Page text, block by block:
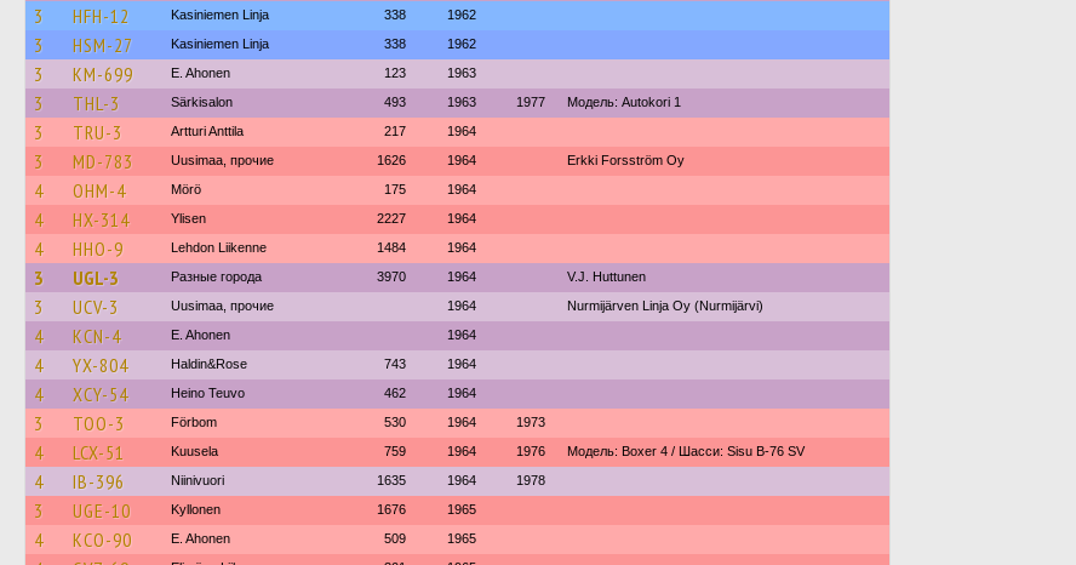
3 HFH-12 Kasiniemen Linja 338 1962
3 HSM-27 Kasiniemen Linja 338 1962
3 KM-699 E. Ahonen 123 1963
3 THL-3 Särkisalon 493 1963 1977 Модель: Autokori 1
3 TRU-3 Artturi Anttila 217 1964
3 MD-783 Uusimaa, прочие 1626 1964 Erkki Forsström Oy
4 OHM-4 Mörö 175 1964
4 HX-314 Ylisen 2227 1964
4 HHO-9 Lehdon Liikenne 1484 1964
3 UGL-3 Разные города 3970 1964 V.J. Huttunen
3 UCV-3 Uusimaa, прочие 1964 Nurmijärven Linja Oy (Nurmijärvi)
4 KCN-4 E. Ahonen 1964
4 YX-804 Haldin&Rose 743 1964
4 XCY-54 Heino Teuvo 462 1964
3 TOO-3 Förbom 530 1964 1973
4 LCX-51 Kuusela 759 1964 1976 Модель: Boxer 4 / Шасси: Sisu B-76 SV
4 IB-396 Niinivuori 1635 1964 1978
3 UGE-10 Kyllonen 1676 1965
4 KCO-90 E. Ahonen 509 1965